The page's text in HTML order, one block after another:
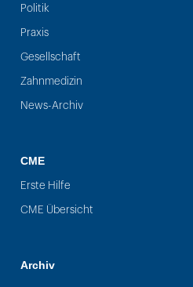
Politik
Praxis
Gesellschaft
Zahnmedizin
News-Archiv
CME
Erste Hilfe
CME Übersicht
Archiv